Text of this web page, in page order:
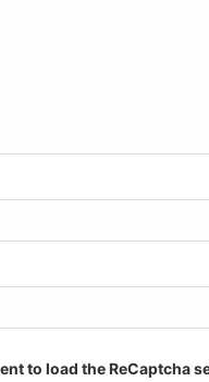
to load the ReCaptcha